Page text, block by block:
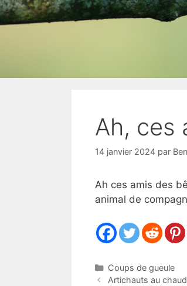
Ah, ces
14 janvier 2024 par
Ah ces amis des
animal de
Catégories
Coups de gueule
Artichauts au